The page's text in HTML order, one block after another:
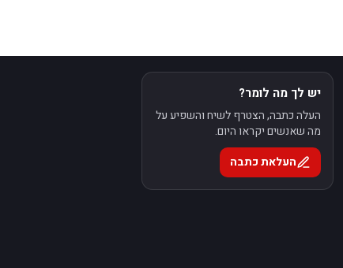
יש לך מה לומר?
העלה כתבה, הצטרף לשיח והשפיע על
מה שאנשים יקראו היום.
העלאת כתבה